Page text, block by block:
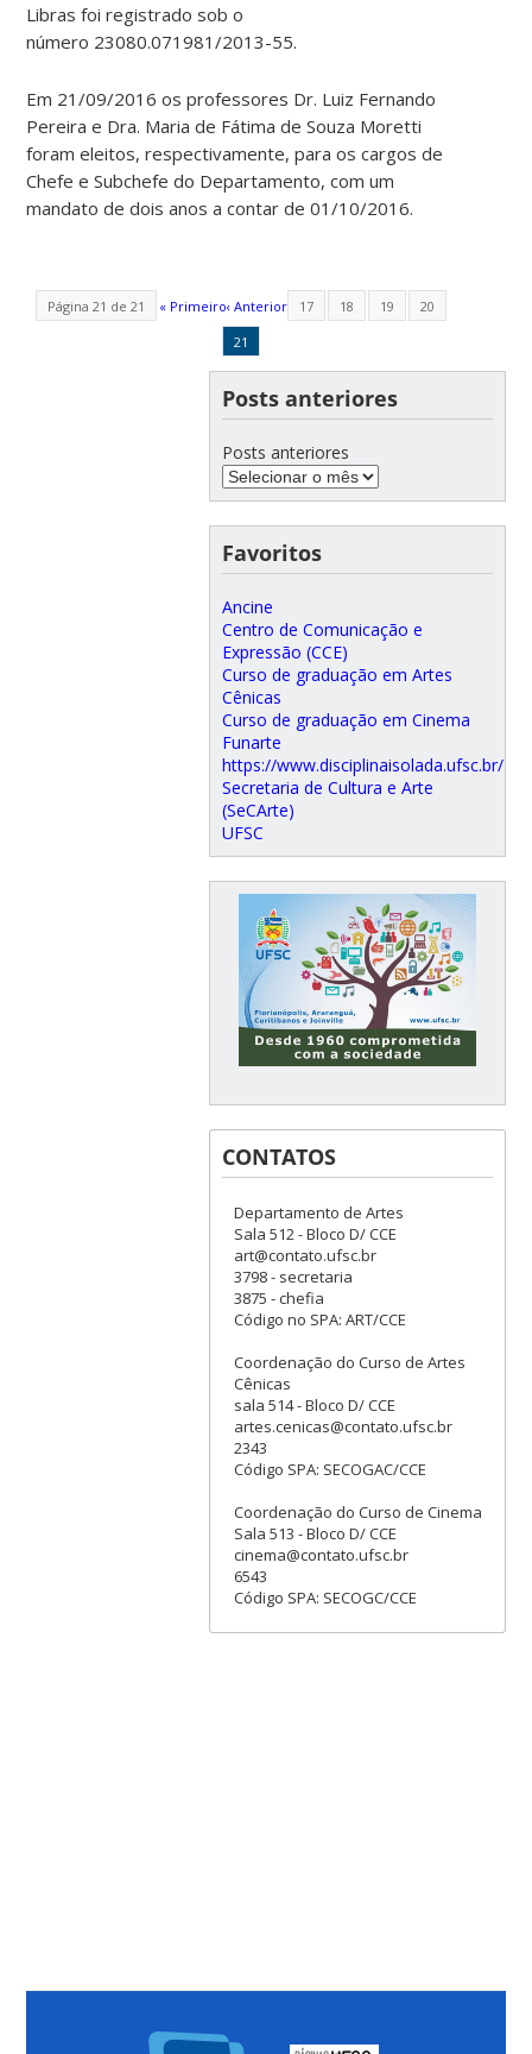
Libras foi registrado sob o
número 23080.071981/2013-55.
Em 21/09/2016 os professores Dr. Luiz Fernando
Pereira e Dra. Maria de Fátima de Souza Moretti
foram eleitos, respectivamente, para os cargos de
Chefe e Subchefe do Departamento, com um
mandato de dois anos a contar de 01/10/2016.
Página 21 de 21 « Primeiro‹ Anterior 17 18 19
20
21
Posts anteriores
Posts anteriores
Favoritos
Ancine
Centro de Comunicação e
Expressão (CCE)
Curso de graduação em Artes
Cênicas
Curso de graduação em Cinema
Funarte
https://www.disciplinaisolada.ufsc.br/
Secretaria de Cultura e Arte
(SeCArte)
UFSC
CONTATOS
Departamento de Artes
Sala 512 - Bloco D/ CCE
art@contato.ufsc.br
3798 - secretaria
3875 - chefia
Código no SPA: ART/CCE
Coordenação do Curso de Artes
Cênicas
sala 514 - Bloco D/ CCE
artes.cenicas@contato.ufsc.br
2343
Código SPA: SECOGAC/CCE
Coordenação do Curso de Cinema
Sala 513 - Bloco D/ CCE
cinema@contato.ufsc.br
6543
Código SPA: SECOGC/CCE